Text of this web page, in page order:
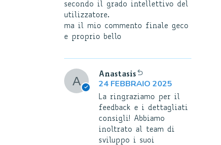
secondo il grado intellettivo del
utilizzatore.
ma il mio commento finale geco
e proprio bello
Anastasis
24 FEBBRAIO 2025
La ringraziamo per il
feedback e i dettagliati
consigli! Abbiamo
inoltrato al team di
sviluppo i suoi